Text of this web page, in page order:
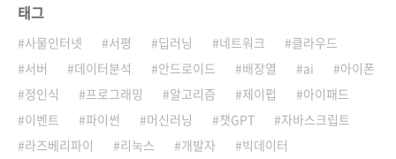
태그
사물인터넷 서평 딥러닝 네트워크
클라우드
서버
데이터분석 안드로이드 배장열 ai
아이폰
정인식
프로그래밍 알고리즘 제이펍
아이패드
이벤트
파이썬 머신러닝 챗GPT
자바스크립트
라즈베리파이
리눅스 개발자
빅데이터